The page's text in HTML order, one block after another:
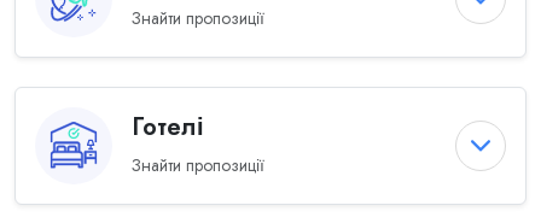
Знайти пропозиції
Готелі
Знайти пропозиції